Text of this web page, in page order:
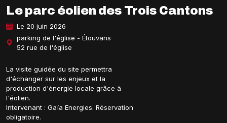
Le parc éolien des Trois Cantons
Le 20 juin 2026
parking de l'église - Étouvans
52 rue de l'église
La visite guidée du site permettra
d'échanger sur les enjeux et la
production d'énergie locale grâce à
l'éolien.
Intervenant : Gaïa Energies. Réservation
obligatoire.